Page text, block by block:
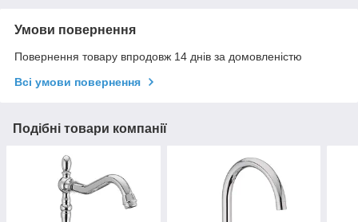
Умови повернення
Повернення товару впродовж 14 днів за домовленістю
Всі умови повернення
Подібні товари компанії